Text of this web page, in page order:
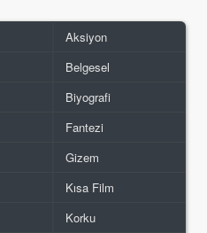
Aksiyon
Belgesel
Biyografi
Fantezi
Gizem
Kısa Film
Korku